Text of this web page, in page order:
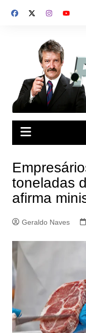
para
toneladas
afirma
Geraldo Naves